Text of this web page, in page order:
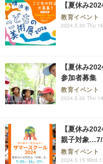
【夏休み
教育イベント
2024.5.30 Thu
【夏休み
参加者募集
教育イベント
2024.5.30 Thu
【夏休み
親子対象
教育イベント
2024.5.15 Wed